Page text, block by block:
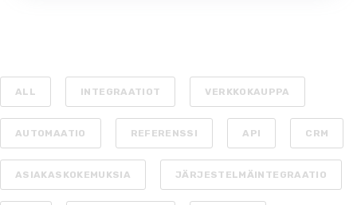
ALL INTEGRAATIOT VERKKOKAUPPA
AUTOMAATIO REFERENSSI API CRM
ASIAKASKOKEMUKSIA JÄRJESTELMÄINTEGRAATIO